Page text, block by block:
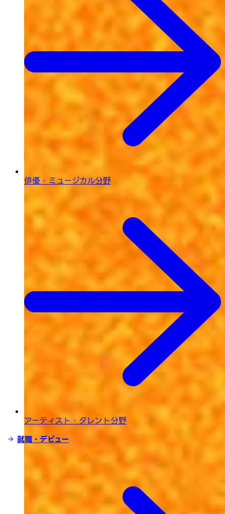
俳優・ミュージカル分野
アーティスト・タレント分野
就職・デビュー